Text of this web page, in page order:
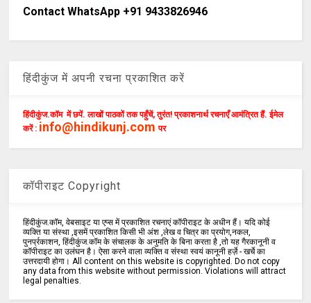
Contact WhatsApp +91 9433826946
हिंदीकुंज में अपनी रचना प्रकाशित करें
हिंदीकुंज.कॉम में छपें. लाखों पाठकों तक पहुँचें, तुरंत! प्रकाशनार्थ रचनाएँ आमंत्रित हैं. ईमेल
करें : info@hindikunj.com पर
कॉपीराइट Copyright
हिंदीकुंज.कॉम, वेबसाइट या एप्स में प्रकाशित रचनाएं कॉपीराइट के अधीन हैं। यदि कोई
व्यक्ति या संस्था ,इसमें प्रकाशित किसी भी अंश ,लेख व चित्र का प्रयोग,नकल,
पुनर्प्रकाशन, हिंदीकुंज.कॉम के संचालक के अनुमति के बिना करता है ,तो यह गैरकानूनी व
कॉपीराइट का उलंघन है। ऐसा करने वाला व्यक्ति व संस्था स्वयं कानूनी हर्ज़े - खर्चे का
उत्तरदायी होगा। All content on this website is copyrighted. Do not copy
any data from this website without permission. Violations will attract
legal penalties.